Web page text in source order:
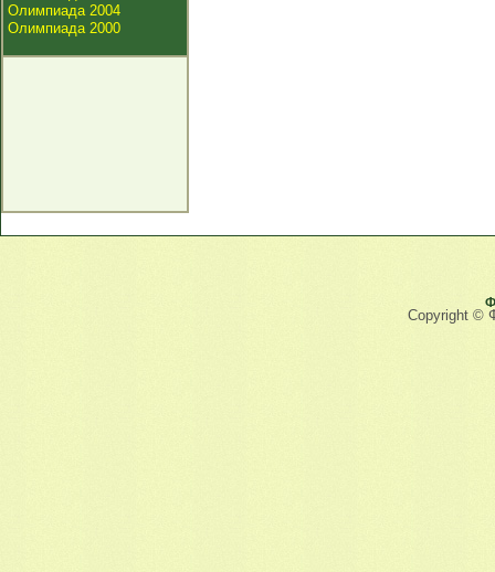
Олимпиада 2004
Олимпиада 2000
Copyright ©